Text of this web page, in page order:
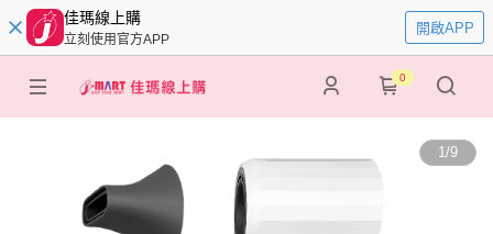
佳瑪線上購
立刻使用官方APP
開啟APP
0
1/9